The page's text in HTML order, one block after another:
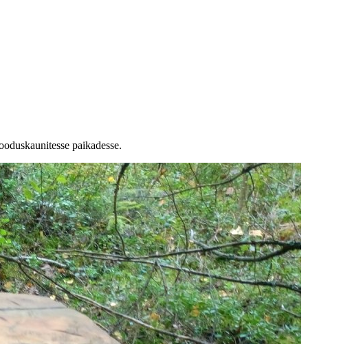
paikadesse.